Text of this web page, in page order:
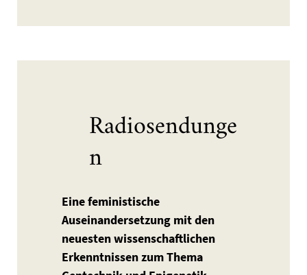
Radiosendunge
n
Eine feministische
Auseinandersetzung mit den
neuesten wissenschaftlichen
Erkenntnissen zum Thema